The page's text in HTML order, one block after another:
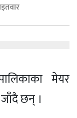
मेयर
छन् ।